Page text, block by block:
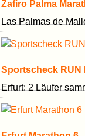
Zafiro Palma
Las Palmas de
Sportscheck RUN
Erfurt: 2 Läufer